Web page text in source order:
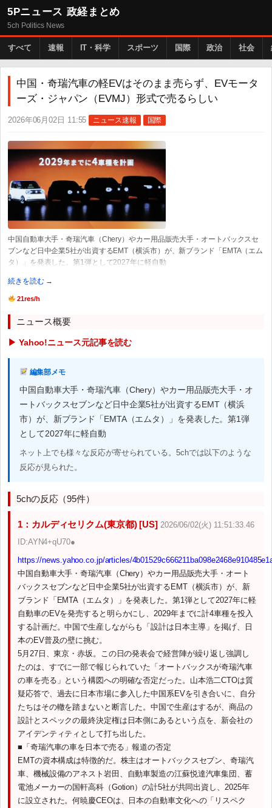
5Pニュース 政経まとめ
5ch Politics News
すべて 速報 IT・科学 スポーツ 国際 政治 社会
中国・奇瑞汽車の軽EVはそのまま売らず、EVモータ
ーズ・ジャパン（EVMJ）形式で売るらしい
2026年06月02日 11:55 ニュース速報 国際
中国自動車大手・奇瑞汽車（Chery）やカー用品販売大手・オートバックスセ
ブンなど日中企業5社が出資するEMT（横浜市）が、新ブランド「EMTA（エム
タ）」を発表した。第1弾として2027年に軽自動
続きを読む →
21res/h
ニュース概要
▶ Yahoo!ニュース元記事を読む
編集部メモ
中国自動車大手・奇瑞汽車（Chery）やカー用品販売大手・オ
ートバックスセブンなど日中企業5社が出資するEMT（横浜
市）が、新ブランド「EMTA（エムタ）」を発表した。第1弾
として2027年に軽自動
ネット上でも様々な反応が寄せられている。5chでは以下のような
反応が見られた。
5chの反応（95件）
1：カルディセリクム(東京都) [US] 2026/06/02(火) 11:51:33.46
ID:AYN4+qU70●
https://news.yahoo.co.jp/articles/
中国自動車大手・奇瑞汽車（Chery）やカー用品販売大手・オート
バックスセブンなど日中企業5社が出資するEMT（横浜市）が、新
ブランド「EMTA（エムタ）」を発表した。第1弾として2027年に軽
自動車のEVを発売すると明らかにし、2029年までに計4車種を投入
する計画だ。中国で生産しながらも「設計は日本主導」を掲げ、日
本のEV普及の壁に挑む。
5月27日、東京・赤坂。この日の発表会で経営陣が繰り返し強調し
たのは、すでに一部で報じられていた「オートバックスが奇瑞汽車
の車を売る」という構図への明確な否定だった。山本浩二CTOは質
疑応答で、過去に日本市場に参入した中国系EVを引き合いに、自分
たちはその轍を踏まないと断言した。中国で生産はするが、商品の
設計とスペックの最終決定権は日本側にあるという点を、新会社の
アイデンティティとして打ち出した。
■「奇瑞汽車の車を日本で売る」報道の否定
EMTの資本構成は特徴的だ。株主はオートバックスセブン、奇瑞汽
車、機械設備のアネスト岩田、自動車製造の江蘇悦達汽車集団、蓄
電池メーカーの国軒高科（Gotion）の計5社が共同出資し、2025年
に設立された。何暁慶CEOは、日本の自動車文化への「リスペク